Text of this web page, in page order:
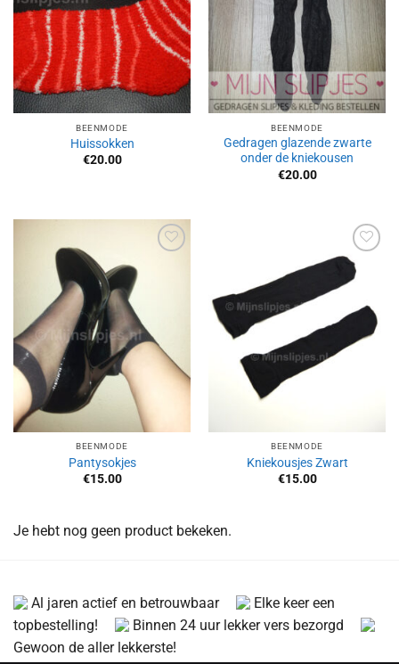
BEENMODE
Huissokken
€20.00
BEENMODE
Gedragen glazende zwarte
onder de kniekousen
€20.00
verlanglijst
toevoegen
BEENMODE
Pantysokjes
€15.00
Aan
verlanglijst
toevoegen
BEENMODE
Kniekousjes Zwart
€15.00
Je hebt nog geen product bekeken.
Al jaren actief en betrouwbaar
Elke keer een
topbestelling!
Binnen 24 uur lekker vers bezorgd
Gewoon de aller lekkerste!